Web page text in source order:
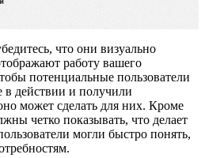
что они визуально
работу вашего
потенциальные пользователи
действии и получили
может сделать для них. Кроме
четко показывать, что делает
могли быстро понять,